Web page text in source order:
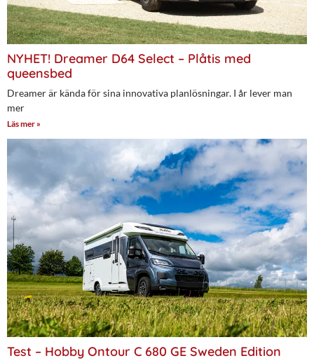
NYHET! Dreamer D64 Select – Plåtis med
queensbed
Dreamer är kända för sina innovativa planlösningar. I år lever man
mer
Läs mer »
Test – Hobby Ontour C 680 GE Sweden Edition